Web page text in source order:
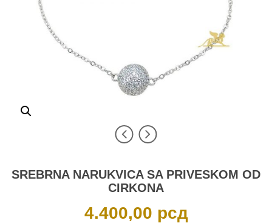
SREBRNA NARUKVICA SA PRIVESKOM OD
CIRKONA
4.400,00 рсд